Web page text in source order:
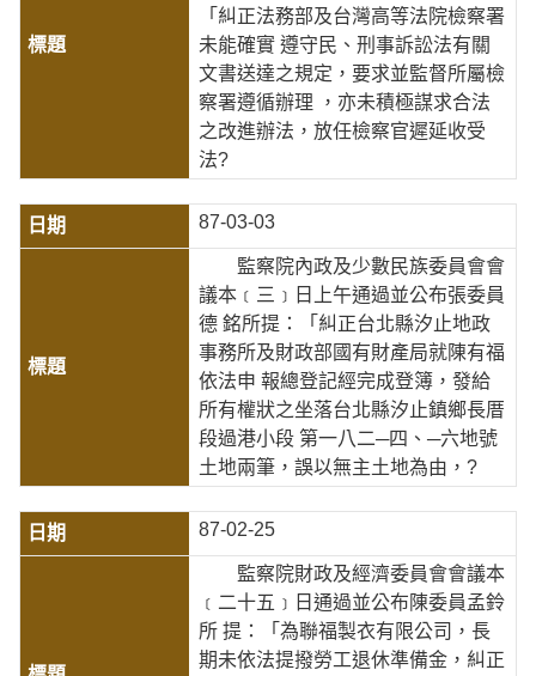
「糾正法務部及台灣高等法院檢察署
未能確實 遵守民、刑事訴訟法有關
文書送達之規定，要求並監督所屬檢
察署遵循辦理 ，亦未積極謀求合法
之改進辦法，放任檢察官遲延收受
法?
87-03-03
監察院內政及少數民族委員會會
議本﹝三﹞日上午通過並公布張委員
德 銘所提：「糾正台北縣汐止地政
事務所及財政部國有財產局就陳有福
依法申 報總登記經完成登簿，發給
所有權狀之坐落台北縣汐止鎮鄉長厝
段過港小段 第一八二─四、─六地號
土地兩筆，誤以無主土地為由，?
87-02-25
監察院財政及經濟委員會會議本
﹝二十五﹞日通過並公布陳委員孟鈴
所 提：「為聯福製衣有限公司，長
期未依法提撥勞工退休準備金，糾正